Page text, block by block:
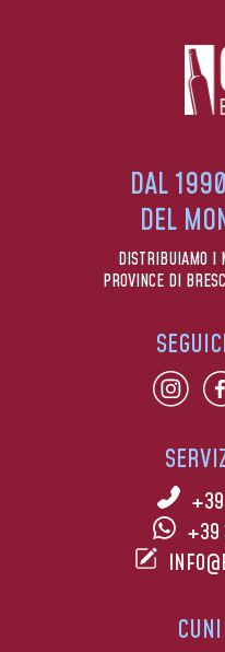
DAL
DEL
DISTRIBUIAMO I
PROVINCE DI
+39